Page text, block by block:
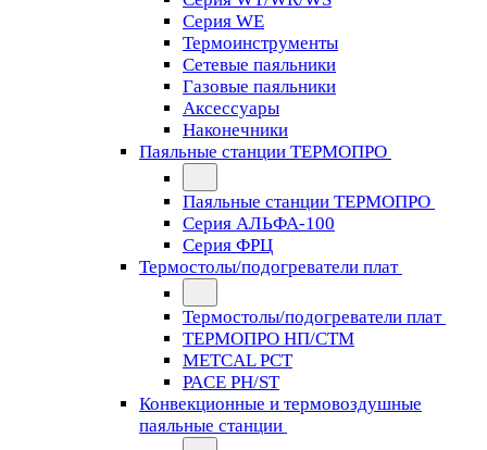
Серия WE
Термоинструменты
Сетевые паяльники
Газовые паяльники
Аксессуары
Наконечники
Паяльные станции ТЕРМОПРО
Паяльные станции ТЕРМОПРО
Серия АЛЬФА-100
Серия ФРЦ
Термостолы/подогреватели плат
Термостолы/подогреватели плат
ТЕРМОПРО НП/СТМ
METCAL PCT
PACE PH/ST
Конвекционные и термовоздушные
паяльные станции